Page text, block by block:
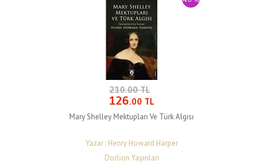
210.00 TL
126.00 TL
Mary Shelley Mektupları Ve Türk Algısı
Yazar : Henry Howard Harper
Dorlion Yayınları